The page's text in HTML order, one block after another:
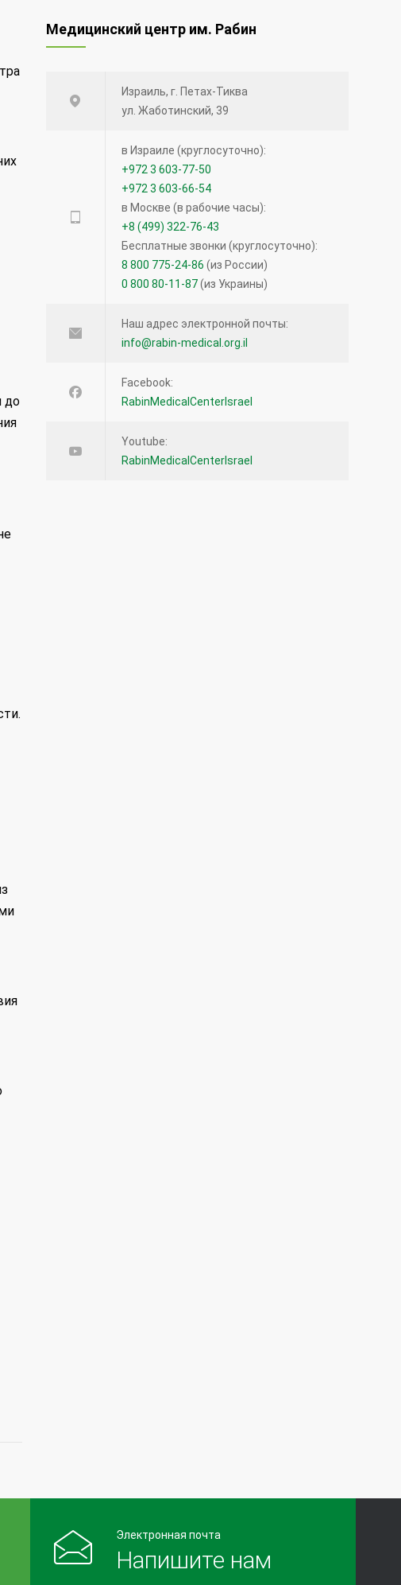
до
Синий лазер для удаления опухолей и
Прием кроверазжижающих препаратов
возможен и перед операцией — новое
исследование
Лимфома кожи: что нужно знать?
Что такое виртуальная колоноскопия?
Медицинский центр им. Рабин
Израиль, г. Петах-Тиква
ул. Жаботинский, 39
в Израиле (круглосуточно):
+972 3 603-77-50
+972 3 603-66-54
в Москве (в рабочие часы):
+8 (499) 322-76-43
Бесплатные звонки (круглосуточно):
8 800 775-24-86 (из России)
0 800 80-11-87(из Украины)
Наш адрес электронной почты:
info@rabin-medical.org.il
Facebook:
RabinMedicalCenterIsrael
Youtube:
RabinMedicalCenterIsrael
Электронная почта
Напишите нам